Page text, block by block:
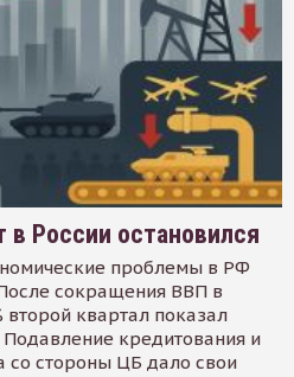
в России остановился
проблемы в РФ
сокращения ВВП в
квартал показал
кредитования и
со стороны ЦБ дало свои